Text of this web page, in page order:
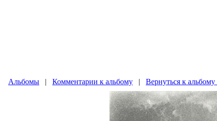
Альбомы | Комментарии к альбому | Вернуться к